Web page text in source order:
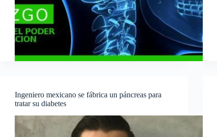
Ingeniero mexicano se fábrica un páncreas para
tratar su diabetes